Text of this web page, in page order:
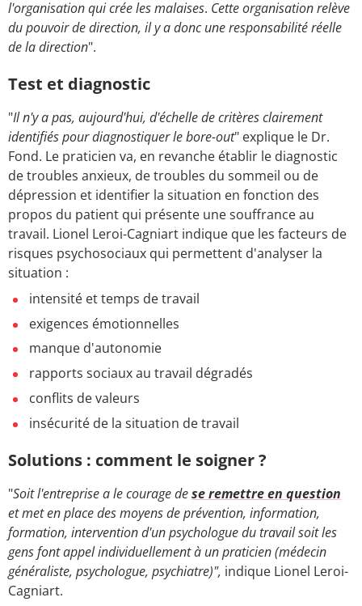
l'organisation qui crée les malaises. Cette organisation relève
du pouvoir de direction, il y a donc une responsabilité réelle
de la direction".
Test et diagnostic
"Il n'y a pas, aujourd'hui, d'échelle de critères clairement
identifiés pour diagnostiquer le bore-out" explique le Dr.
Fond. Le praticien va, en revanche établir le diagnostic
de troubles anxieux, de troubles du sommeil ou de
dépression et identifier la situation en fonction des
propos du patient qui présente une souffrance au
travail. Lionel Leroi-Cagniart indique que les facteurs de
risques psychosociaux qui permettent d'analyser la
situation :
intensité et temps de travail
exigences émotionnelles
manque d'autonomie
rapports sociaux au travail dégradés
conflits de valeurs
insécurité de la situation de travail
Solutions : comment le soigner ?
"Soit l'entreprise a le courage dese remettre en question
et met en place des moyens de prévention, information,
formation, intervention d'un psychologue du travail soit les
gens font appel individuellement à un praticien (médecin
généraliste, psychologue, psychiatre)", indique Lionel Leroi-
Cagniart.